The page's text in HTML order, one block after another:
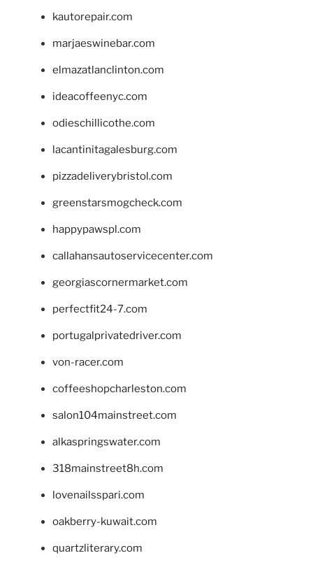
kautorepair.com
marjaeswinebar.com
elmazatlanclinton.com
ideacoffeenyc.com
odieschillicothe.com
lacantinitagalesburg.com
pizzadeliverybristol.com
greenstarsmogcheck.com
happypawspl.com
callahansautoservicecenter.com
georgiascornermarket.com
perfectfit24-7.com
portugalprivatedriver.com
von-racer.com
coffeeshopcharleston.com
salon104mainstreet.com
alkaspringswater.com
318mainstreet8h.com
lovenailsspari.com
oakberry-kuwait.com
quartzliterary.com